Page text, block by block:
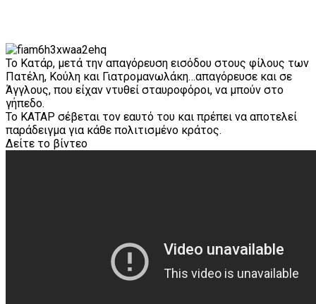
Το Κατάρ, μετά την απαγόρευση εισόδου στους φίλους των
Πατέλη, Κούλη και Γιατρομανωλάκη…απαγόρευσε και σε
Άγγλους, που είχαν ντυθεί σταυροφόροι, να μπούν στο
γήπεδο.
Το ΚΑΤΑΡ σέβεται τον εαυτό του και πρέπει να αποτελεί
παράδειγμα για κάθε πολιτισμένο κράτος.
Δείτε το βίντεο